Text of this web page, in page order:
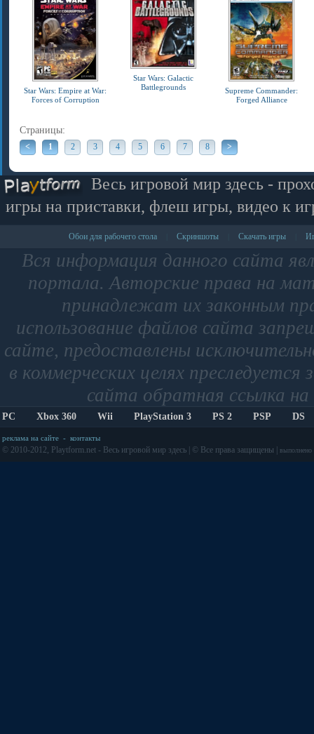
Star Wars: Empire at War:
Forces of Corruption
Star Wars: Galactic
Battlegrounds
Supreme Commander:
Forged Alliance
Страницы:
< 1 2 3 4 5 6 7 8 >
Весь игровой мир здесь -
игры на приставки, флеш игры, видео к
Обои для рабочего стола Скриншоты Скачать игры
Вся информация данного сайта
портала. Авторские права на
принадлежат их законным
использование файлов сайта
сайте, предоставлены
в коммерческих целях
сайта обратная ссылка
PC Xbox 360 Wii PlayStation 3 PS 2 PSP DS
реклама на сайте - контакты
© 2010-2012, Playtform.net - Весь игровой мир здесь | © Все права защищены | выполнено